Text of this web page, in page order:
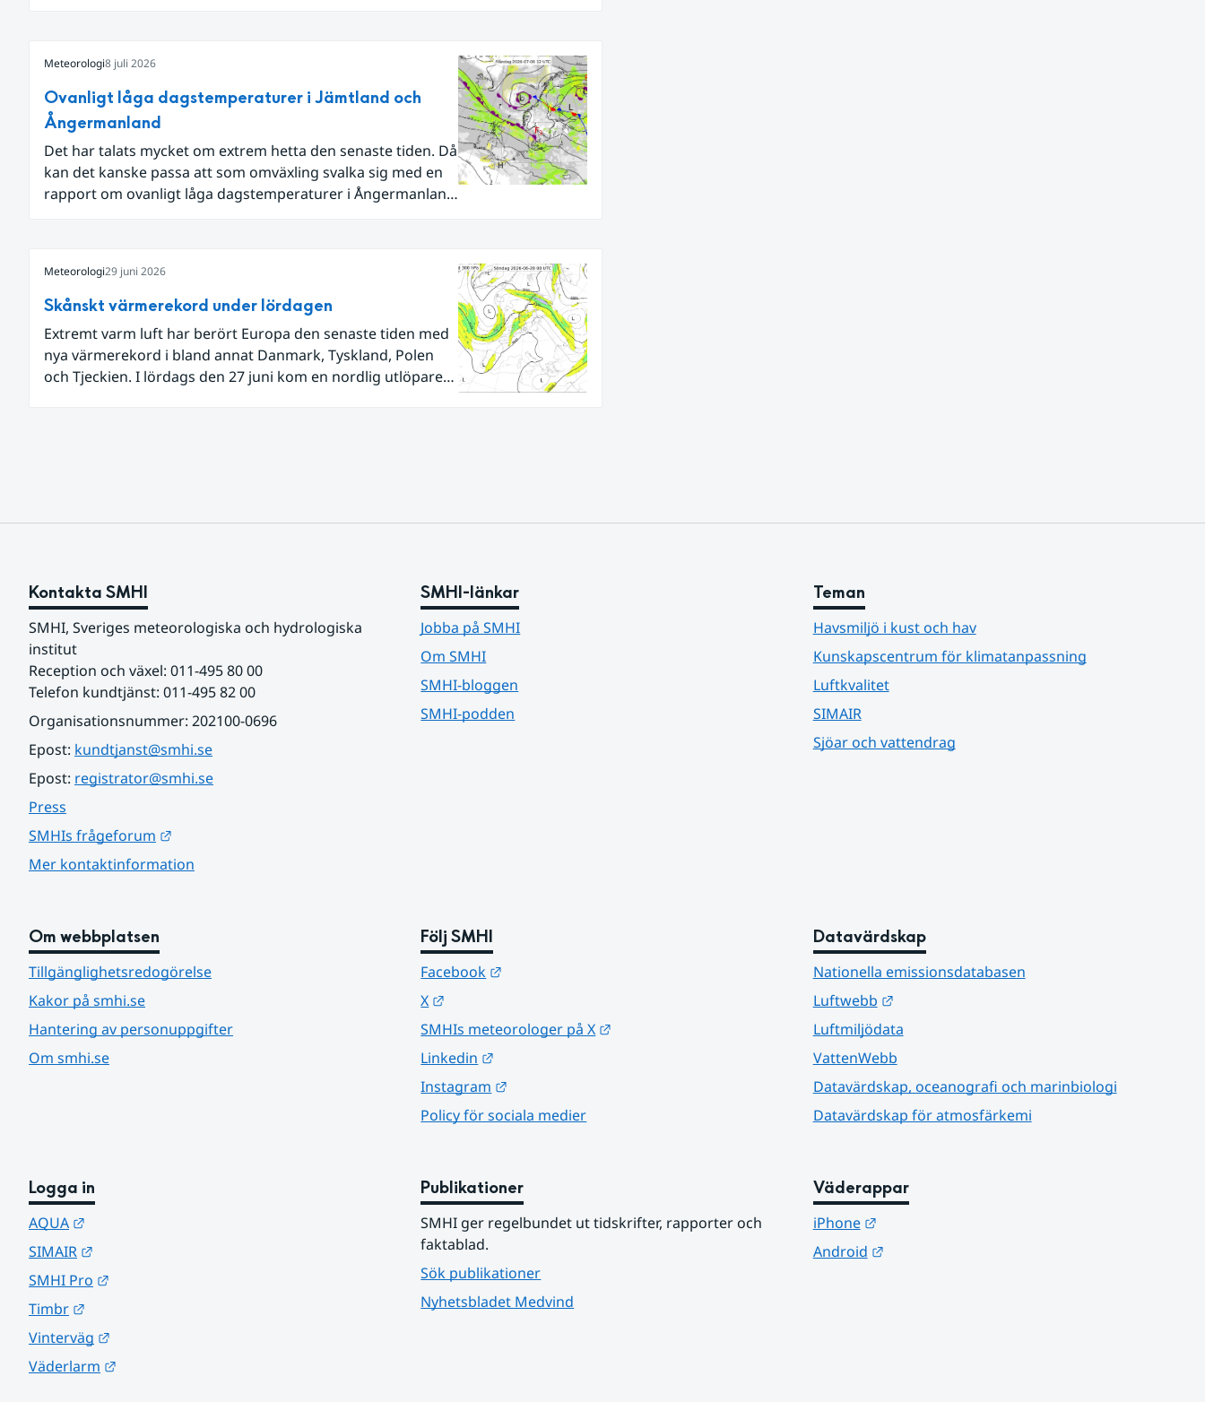
Meteorologi8 juli 2026
Ovanligt låga dagstemperaturer i Jämtland och
Ångermanland
Det har talats mycket om extrem hetta den senaste tiden. Då
kan det kanske passa att som omväxling svalka sig med en
rapport om ovanligt låga dagstemperaturer i Ångermanland
Meteorologi29 juni 2026
Skånskt värmerekord under lördagen
Extremt varm luft har berört Europa den senaste tiden med
nya värmerekord i bland annat Danmark, Tyskland, Polen
och Tjeckien. I lördags den 27 juni kom en nordlig utlöpare
Kontakta SMHI
SMHI, Sveriges meteorologiska och hydrologiska
institut
Reception och växel: 011-495 80 00
Telefon kundtjänst: 011-495 82 00
Organisationsnummer: 202100-0696
Epost: kundtjanst@smhi.se
Epost: registrator@smhi.se
Press
SMHIs frågeforum
Mer kontaktinformation
SMHI-länkar
Jobba på SMHI
Om SMHI
SMHI-bloggen
SMHI-podden
Teman
Havsmiljö i kust och hav
Kunskapscentrum för klimatanpassning
Luftkvalitet
SIMAIR
Sjöar och vattendrag
Om webbplatsen
Tillgänglighetsredogörelse
Kakor på smhi.se
Hantering av personuppgifter
Om smhi.se
Följ SMHI
Facebook
X
SMHIs meteorologer på X
Linkedin
Instagram
Policy för sociala medier
Datavärdskap
Nationella emissionsdatabasen
Luftwebb
Länk till annan webbplats.
Luftmiljödata
VattenWebb
Datavärdskap, oceanografi och marinbiologi
Datavärdskap för atmosfärkemi
Logga in
AQUA
SIMAIR
SMHI Pro
Timbr
Vinterväg
Väderlarm
Publikationer
SMHI ger regelbundet ut tidskrifter, rapporter och
faktablad.
Sök publikationer
Nyhetsbladet Medvind
Väderappar
iPhone
Länk till annan webbplats.
Android
Länk till annan webbplats.